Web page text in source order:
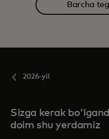
Barcha
2026-yil
Sizga kerak
doim shu yerdamiz